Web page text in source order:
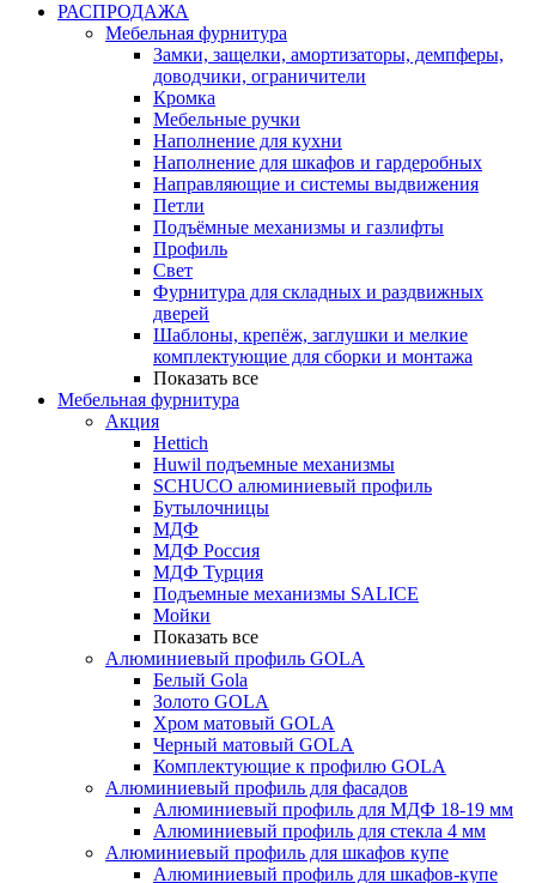
РАСПРОДАЖА
Мебельная фурнитура
Замки, защелки, амортизаторы, демпферы,
доводчики, ограничители
Кромка
Мебельные ручки
Наполнение для кухни
Наполнение для шкафов и гардеробных
Направляющие и системы выдвижения
Петли
Подъёмные механизмы и газлифты
Профиль
Свет
Фурнитура для складных и раздвижных
дверей
Шаблоны, крепёж, заглушки и мелкие
комплектующие для сборки и монтажа
Показать все
Мебельная фурнитура
Акция
Hettich
Huwil подъемные механизмы
SCHUCO алюминиевый профиль
Бутылочницы
МДФ
МДФ Россия
МДФ Турция
Подъемные механизмы SALICE
Мойки
Показать все
Алюминиевый профиль GOLA
Белый Gola
Золото GOLA
Хром матовый GOLA
Черный матовый GOLA
Комплектующие к профилю GOLA
Алюминиевый профиль для фасадов
Алюминиевый профиль для МДФ 18-19 мм
Алюминиевый профиль для стекла 4 мм
Алюминиевый профиль для шкафов купе
Алюминиевый профиль для шкафов-купе